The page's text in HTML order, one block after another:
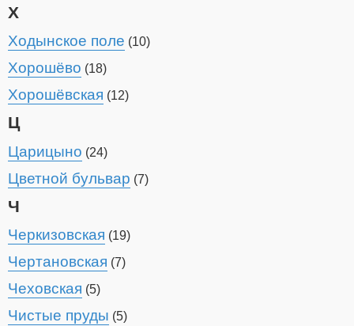
Х
Ходынское поле (10)
Хорошёво (18)
Хорошёвская (12)
Ц
Царицыно (24)
Цветной бульвар (7)
Ч
Черкизовская (19)
Чертановская (7)
Чеховская (5)
Чистые пруды (5)